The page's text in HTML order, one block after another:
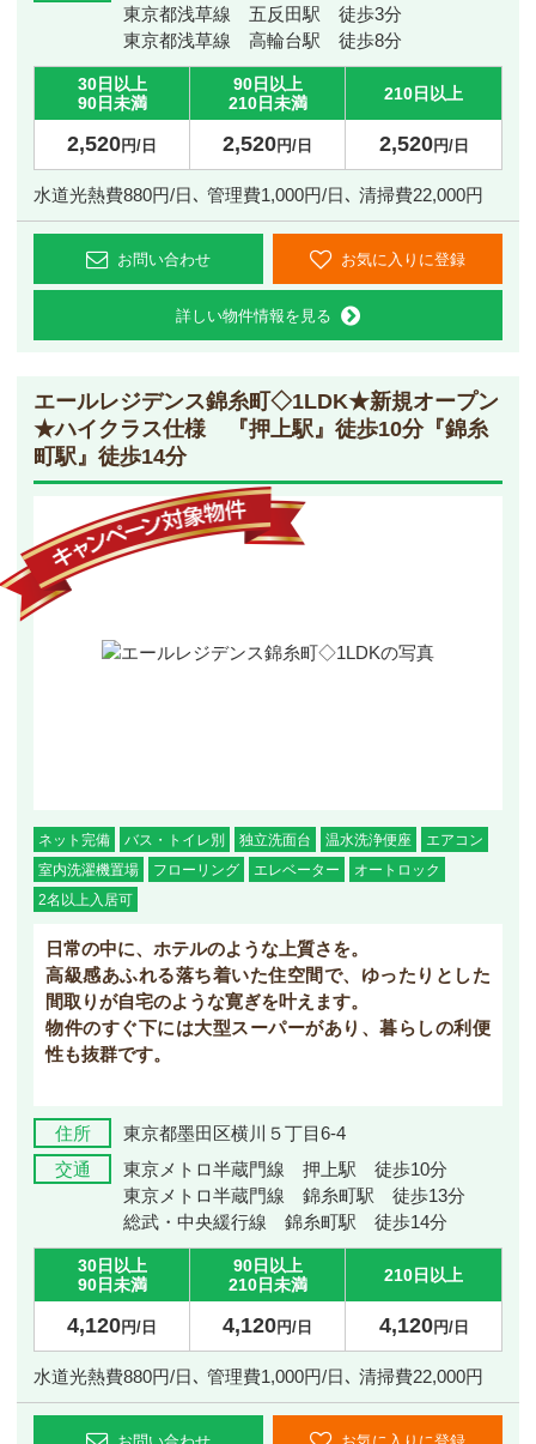
東京都浅草線 五反田駅 徒歩3分
東京都浅草線 高輪台駅 徒歩8分
30日以上
90日未満
90日以上
210日未満
210日以上
2,520円/日 2,520円/日 2,520円/日
水道光熱費880円/日､ 管理費1,000円/日､ 清掃費22,000円
お問い合わせ お気に入りに登録
詳しい物件情報を見る
エールレジデンス錦糸町◇1LDK★新規オープン
★ハイクラス仕様 『押上駅』徒歩10分『錦糸
町駅』徒歩14分
ネット完備 バス・トイレ別 独立洗面台 温水洗浄便座
エアコン
室内洗濯機置場
フローリング エレベーター
オートロック
2名以上入居可
住所
東京都墨田区横川５丁目6-4
交通
東京メトロ半蔵門線 押上駅 徒歩10分
東京メトロ半蔵門線 錦糸町駅 徒歩13分
総武・中央緩行線 錦糸町駅 徒歩14分
30日以上
90日未満
90日以上
210日未満
210日以上
4,120円/日 4,120円/日 4,120円/日
水道光熱費880円/日､ 管理費1,000円/日､ 清掃費22,000円
日常の中に、ホテルのような上質さを。
高級感あふれる落ち着いた住空間で、ゆったりとした
間取りが自宅のような寛ぎを叶えます。
物件のすぐ下には大型スーパーがあり、暮らしの利便
性も抜群です。